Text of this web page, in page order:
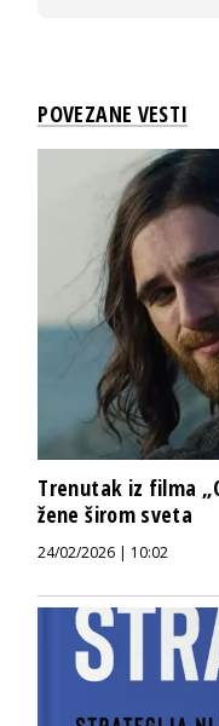
POVEZANE VESTI
Trenutak iz filma
žene širom sveta
24/02/2026 | 10:02